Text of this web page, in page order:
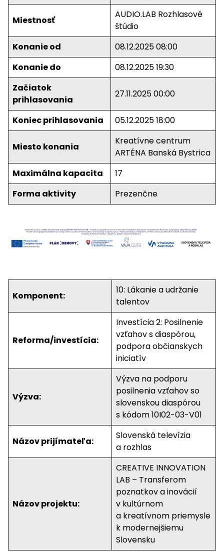
Miestnosť
AUDIO.LAB Rozhlasové
štúdio
Konanie od
08.12.2025 08:00
Konanie do
08.12.2025 19:30
Začiatok
prihlasovania
27.11.2025 00:00
Koniec prihlasovania 05.12.2025 18:00
Miesto konania
Kreatívne centrum
ARTÉNA Banská Bystrica
Maximálna kapacita
17
Forma aktivity
Prezenčne
Komponent:
10: Lákanie a udržanie
talentov
Reforma/investícia:
Investícia 2: Posilnenie
vzťahov s diaspórou,
podpora občianskych
iniciatív
Výzva:
Výzva na podporu
posilnenia vzťahov so
slovenskou diaspórou
s kódom 10I02-03-V01
Názov prijímateľa:
Slovenská televízia
a rozhlas
Názov projektu:
CREATIVE INNOVATION
LAB – Transferom
poznatkov a inovácií
v kultúrnom
a kreatívnom priemysle
k modernejšiemu
Slovensku